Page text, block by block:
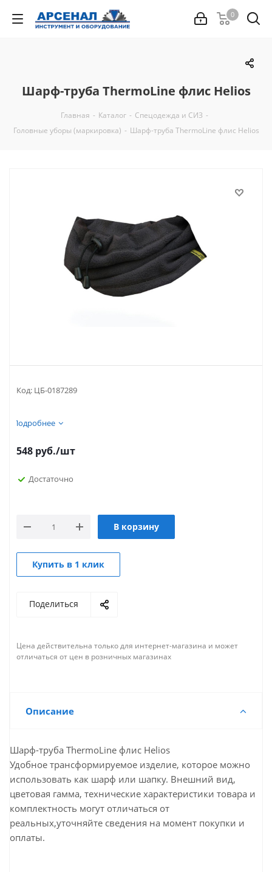
0
Шарф-труба ThermoLine флис Helios
Главная - Каталог - Спецодежда и СИЗ -
Головные уборы (маркировка) - Шарф-труба ThermoLine флис Helios
Код: ЦБ-0187289
Подробнее
548 руб./шт
Достаточно
В корзину
Купить в 1 клик
Поделиться
Цена действительна только для интернет-магазина и может
отличаться от цен в розничных магазинах
Описание
Шарф-труба ThermoLine флис Helios
Удобное трансформируемое изделие, которое можно
использовать как шарф или шапку. Внешний вид,
цветовая гамма, технические характеристики товара и
комплектность могут отличаться от
реальных,уточняйте сведения на момент покупки и
оплаты.